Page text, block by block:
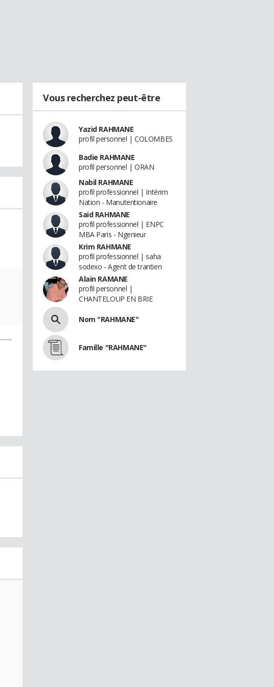
Vous recherchez peut-être
Yazid RAHMANE
profil personnel | COLOMBES
Badie RAHMANE
profil personnel | ORAN
Nabil RAHMANE
profil professionnel | Intérim
Nation - Manutentionaire
Said RAHMANE
profil professionnel | ENPC
MBA Paris - Ngenieur
Krim RAHMANE
profil professionnel | saha
sodexo - Agent de trantien
Alain RAMANE
profil personnel |
CHANTELOUP EN BRIE
Nom "RAHMANE"
Famille "RAHMANE"